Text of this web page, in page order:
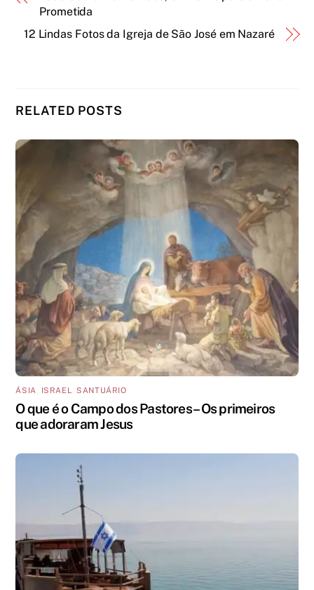
Prometida
12 Lindas Fotos da Igreja de São José em Nazaré
RELATED POSTS
ÁSIA ISRAEL SANTUÁRIO
O que é o Campo dos Pastores – Os primeiros
que adoraram Jesus